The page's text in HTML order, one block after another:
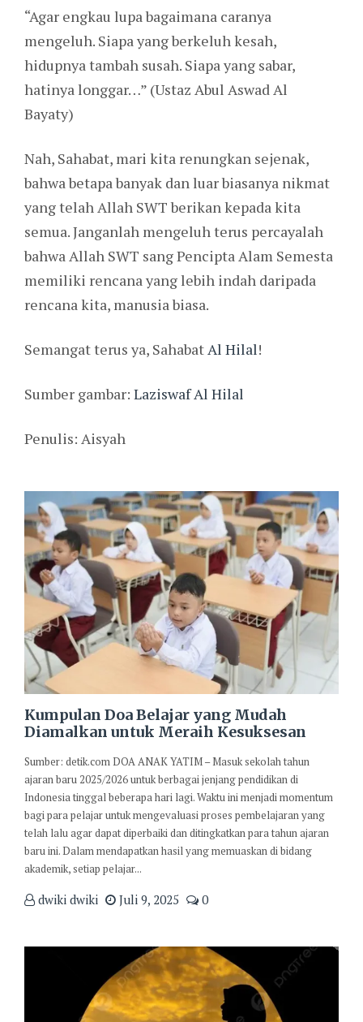
“Agar engkau lupa bagaimana caranya
mengeluh. Siapa yang berkeluh kesah,
hidupnya tambah susah. Siapa yang sabar,
hatinya longgar…” (Ustaz Abul Aswad Al
Bayaty)
Nah, Sahabat, mari kita renungkan sejenak,
bahwa betapa banyak dan luar biasanya nikmat
yang telah Allah SWT berikan kepada kita
semua. Janganlah mengeluh terus percayalah
bahwa Allah SWT sang Pencipta Alam Semesta
memiliki rencana yang lebih indah daripada
rencana kita, manusia biasa.
Semangat terus ya, SahabatAl Hilal!
Sumber gambar: Laziswaf Al Hilal
Penulis: Aisyah
Kumpulan Doa Belajar yang Mudah
Diamalkan untuk Meraih Kesuksesan
Sumber: detik.com DOA ANAK YATIM – Masuk sekolah tahun
ajaran baru 2025/2026 untuk berbagai jenjang pendidikan di
Indonesia tinggal beberapa hari lagi. Waktu ini menjadi momentum
bagi para pelajar untuk mengevaluasi proses pembelajaran yang
telah lalu agar dapat diperbaiki dan ditingkatkan para tahun ajaran
baru ini. Dalam mendapatkan hasil yang memuaskan di bidang
akademik, setiap pelajar...
dwiki dwiki Juli 9, 2025 0